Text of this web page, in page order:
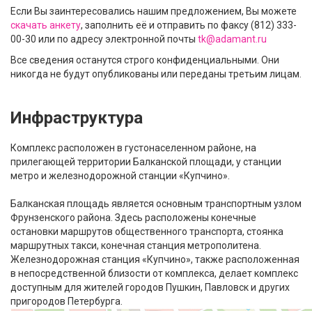
Если Вы заинтересовались нашим предложением, Вы можете
скачать анкету, заполнить её и отправить по факсу (812) 333-
00-30 или по адресу электронной почты tk@adamant.ru
Все сведения останутся строго конфиденциальными. Они
никогда не будут опубликованы или переданы третьим лицам.
Инфраструктура
Комплекс расположен в густонаселенном районе, на
прилегающей территории Балканской площади, у станции
метро и железнодорожной станции «Купчино».
Балканская площадь является основным транспортным узлом
Фрунзенского района. Здесь расположены конечные
остановки маршрутов общественного транспорта, стоянка
маршрутных такси, конечная станция метрополитена.
Железнодорожная станция «Купчино», также расположенная
в непосредственной близости от комплекса, делает комплекс
доступным для жителей городов Пушкин, Павловск и других
пригородов Петербурга.